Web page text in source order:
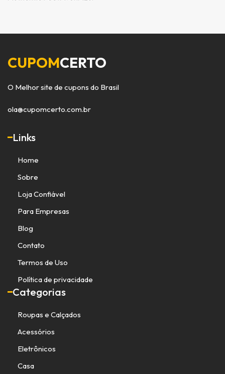
CUPOMCERTO
O Melhor site de cupons do Brasil
ola@cupomcerto.com.br
Links
Home
Sobre
Loja Confiável
Para Empresas
Blog
Contato
Termos de Uso
Política de privacidade
Categorias
Roupas e Calçados
Acessórios
Eletrônicos
Casa